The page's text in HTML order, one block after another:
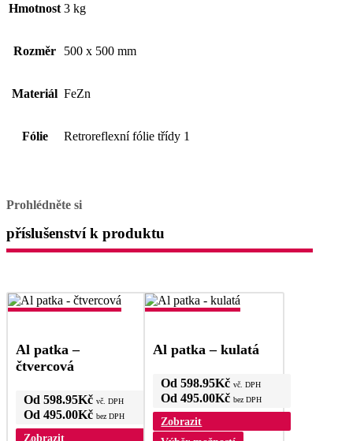
Hmotnost 3 kg
Rozměr 500 x 500 mm
Materiál FeZn
Fólie Retroreflexní fólie třídy 1
Prohlédněte si
příslušenství k produktu
Al patka –
čtvercová
Od 598.95Kč vč. DPH
Od 495.00Kč bez DPH
Zobrazit
Al patka – kulatá
Od598.95Kč vč. DPH
Od495.00Kč bez DPH
Zobrazit